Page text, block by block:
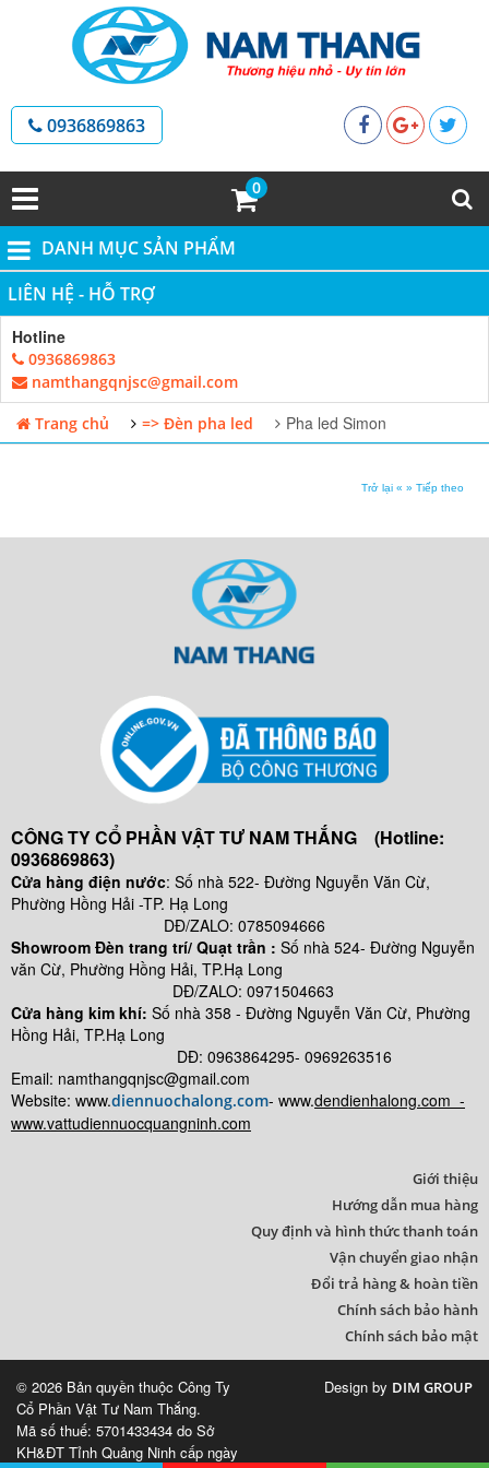
0936869863
0
DANH MỤC SẢN PHẨM
LIÊN HỆ - HỖ TRỢ
Hotline
0936869863
namthangqnjsc@gmail.com
Trang chủ
=> Đèn pha led Pha led Simon
Trở lại « » Tiếp theo
CÔNG TY CỔ PHẦN VẬT TƯ NAM THẮNG (Hotline:
0936869863)
Cửa hàng điện nước: Số nhà 522- Đường Nguyễn Văn Cừ,
Phường Hồng Hải -TP. Hạ Long
DĐ/ZALO: 0785094666
Showroom Đèn trang trí/ Quạt trần : Số nhà 524- Đường Nguyễn
văn Cừ, Phường Hồng Hải, TP.Hạ Long
DĐ/ZALO: 0971504663
Cửa hàng kim khí: Số nhà 358 - Đường Nguyễn Văn Cừ, Phường
Hồng Hải, TP.Hạ Long
DĐ: 0963864295- 0969263516
Email: namthangqnjsc@gmail.com
Website: www.diennuochalong.com- www.dendienhalong.com -
www.vattudiennuocquangninh.com
Giới thiệu
Hướng dẫn mua hàng
Quy định và hình thức thanh toán
Vận chuyển giao nhận
Đổi trả hàng & hoàn tiền
Chính sách bảo hành
Chính sách bảo mật
© 2026 Bản quyền thuộc Công Ty
Cổ Phần Vật Tư Nam Thắng.
Mã số thuế: 5701433434 do Sở
KH&ĐT Tỉnh Quảng Ninh cấp ngày
Design by DIM GROUP